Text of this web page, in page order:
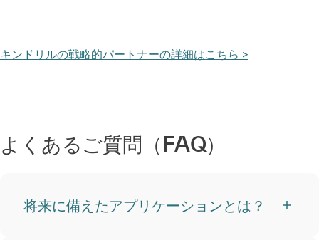
キンドリルの戦略的パートナーの詳細はこちら >
よくあるご質問（FAQ）
将来に備えたアプリケーションとは？